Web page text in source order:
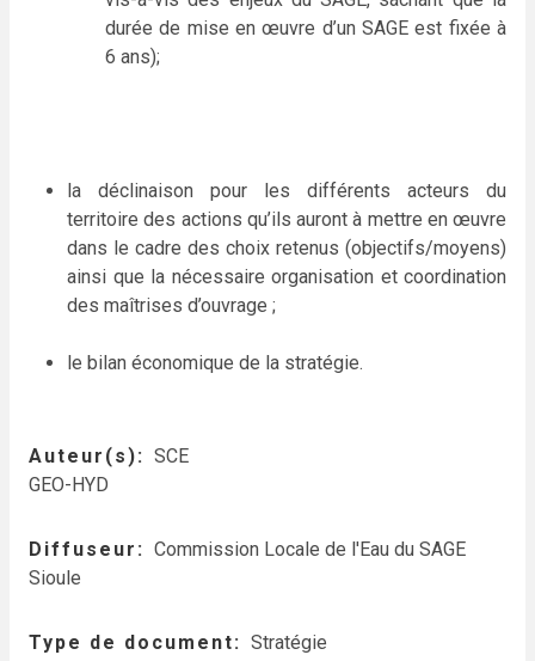
durée de mise en œuvre d’un SAGE est fixée à
6 ans);
la déclinaison pour les différents acteurs du
territoire des actions qu’ils auront à mettre en œuvre
dans le cadre des choix retenus (objectifs/moyens)
ainsi que la nécessaire organisation et coordination
des maîtrises d’ouvrage ;
le bilan économique de la stratégie.
Auteur(s)
SCE
GEO-HYD
Diffuseur
Commission Locale de l'Eau du SAGE
Sioule
Type de document Stratégie